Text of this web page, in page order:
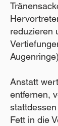
reduzieren
Anstatt
entfernen,
Fett in die